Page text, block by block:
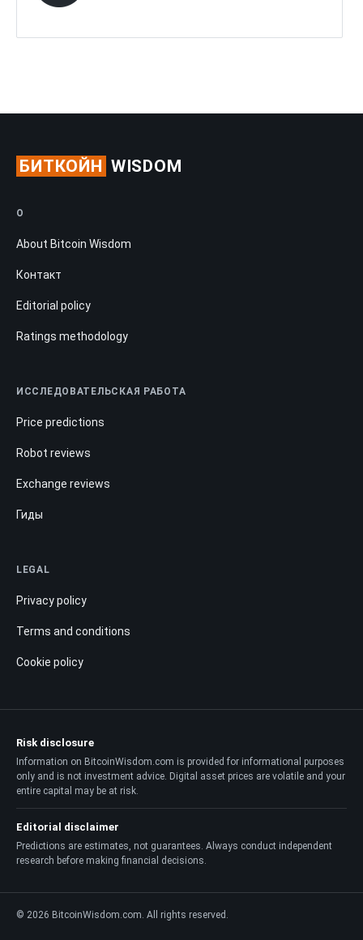
БИТКОЙН WISDOM
О
About Bitcoin Wisdom
Контакт
Editorial policy
Ratings methodology
ИССЛЕДОВАТЕЛЬСКАЯ РАБОТА
Price predictions
Robot reviews
Exchange reviews
Гиды
LEGAL
Privacy policy
Terms and conditions
Cookie policy
Risk disclosure
Information on BitcoinWisdom.com is provided for informational purposes
only and is not investment advice. Digital asset prices are volatile and your
entire capital may be at risk.
Editorial disclaimer
Predictions are estimates, not guarantees. Always conduct independent
research before making financial decisions.
© 2026 BitcoinWisdom.com. All rights reserved.